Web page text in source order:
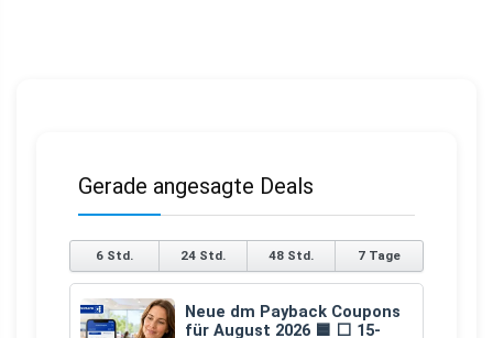
Gerade angesagte Deals
6 Std. 24 Std. 48 Std. 7 Tage
Neue dm Payback Coupons
für August 2026 🟦 ⬜ 15-